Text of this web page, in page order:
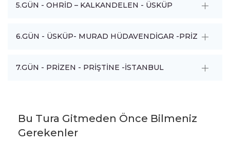
5.GÜN - OHRİD – KALKANDELEN - ÜSKÜP
6.GÜN - ÜSKÜP- MURAD HÜDAVENDİGAR -PRİZEN
7.GÜN - PRİZEN - PRİŞTİNE -İSTANBUL
Bu Tura Gitmeden Önce Bilmeniz
Gerekenler